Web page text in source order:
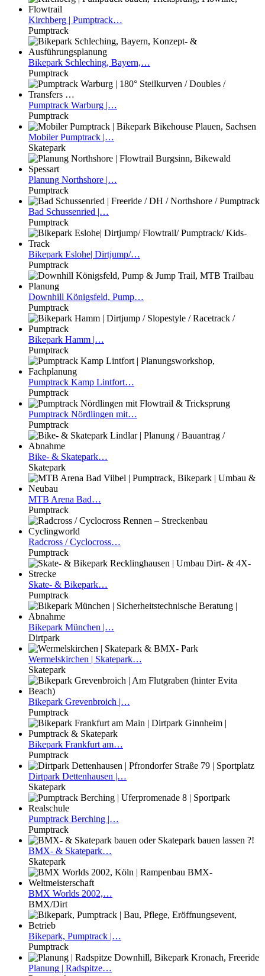
Kirchberg | Pumptrack…
Pumptrack
Bikepark Schleching, Bayern,…
Pumptrack
Pumptrack Warburg |…
Pumptrack
MobilerPumptrack |…
Skatepark
Planung Northshore |…
Pumptrack
Bad Schussenried |…
Pumptrack
Bikepark Eslohe| Dirtjump/…
Pumptrack
Downhill Königsfeld, Pump…
Pumptrack
Bikepark Hamm |…
Pumptrack
Pumptrack Kamp Lintfort…
Pumptrack
Pumptrack Nördlingen mit…
Pumptrack
Bike- & Skatepark…
Skatepark
MTB Arena Bad…
Pumptrack
Radcross / Cyclocross…
Pumptrack
Skate- & Bikepark…
Pumptrack
Bikepark München |…
Dirtpark
Wermelskirchen | Skatepark…
Skatepark
Bikepark Grevenbroich |…
Pumptrack
Bikepark Frankfurt am…
Pumptrack
Dirtpark Dettenhausen |…
Skatepark
Pumptrack Berching |…
Pumptrack
BMX- & Skatepark…
Skatepark
BMX Worlds 2002,…
BMX/Dirt
Bikepark, Pumptrack |…
Pumptrack
Planung | Radspitze…